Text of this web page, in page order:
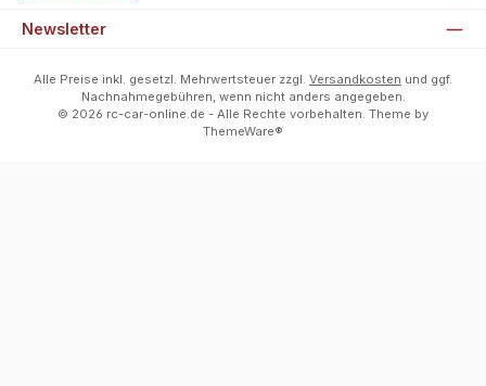
Newsletter
Alle Preise inkl. gesetzl. Mehrwertsteuer zzgl. Versandkosten und ggf.
Nachnahmegebühren, wenn nicht anders angegeben.
© 2026 rc-car-online.de - Alle Rechte vorbehalten. Theme by
ThemeWare®